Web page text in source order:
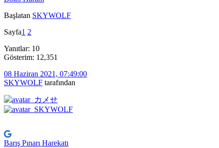
Başlatan SKYWOLF
Sayfa1 2
Yanıtlar: 10
Gösterim: 12,351
08 Haziran 2021, 07:49:00
SKYWOLF tarafından
Barış Pınarı Harekatı